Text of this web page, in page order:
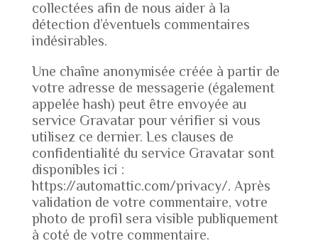
collectées afin de nous aider à la
détection d’éventuels commentaires
indésirables.
Une chaîne anonymisée créée à partir de
votre adresse de messagerie (également
appelée hash) peut être envoyée au
service Gravatar pour vérifier si vous
utilisez ce dernier. Les clauses de
confidentialité du service Gravatar sont
disponibles ici :
https://automattic.com/privacy/. Après
validation de votre commentaire, votre
photo de profil sera visible publiquement
à coté de votre commentaire.